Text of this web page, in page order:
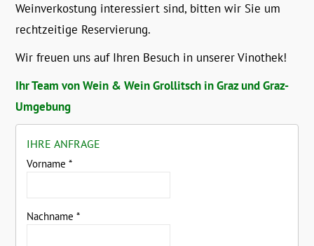
Weinverkostung interessiert sind, bitten wir Sie um
rechtzeitige Reservierung.
Wir freuen uns auf Ihren Besuch in unserer Vinothek!
Ihr Team von Wein & Wein Grollitsch in Graz und Graz-
Umgebung
IHRE ANFRAGE
Vorname*
Nachname*